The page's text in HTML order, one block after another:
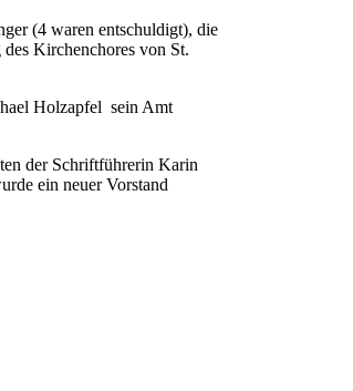
(4 waren entschuldigt), die
Kirchenchores von St.
Holzapfel sein Amt
der Schriftführerin Karin
ein neuer Vorstand